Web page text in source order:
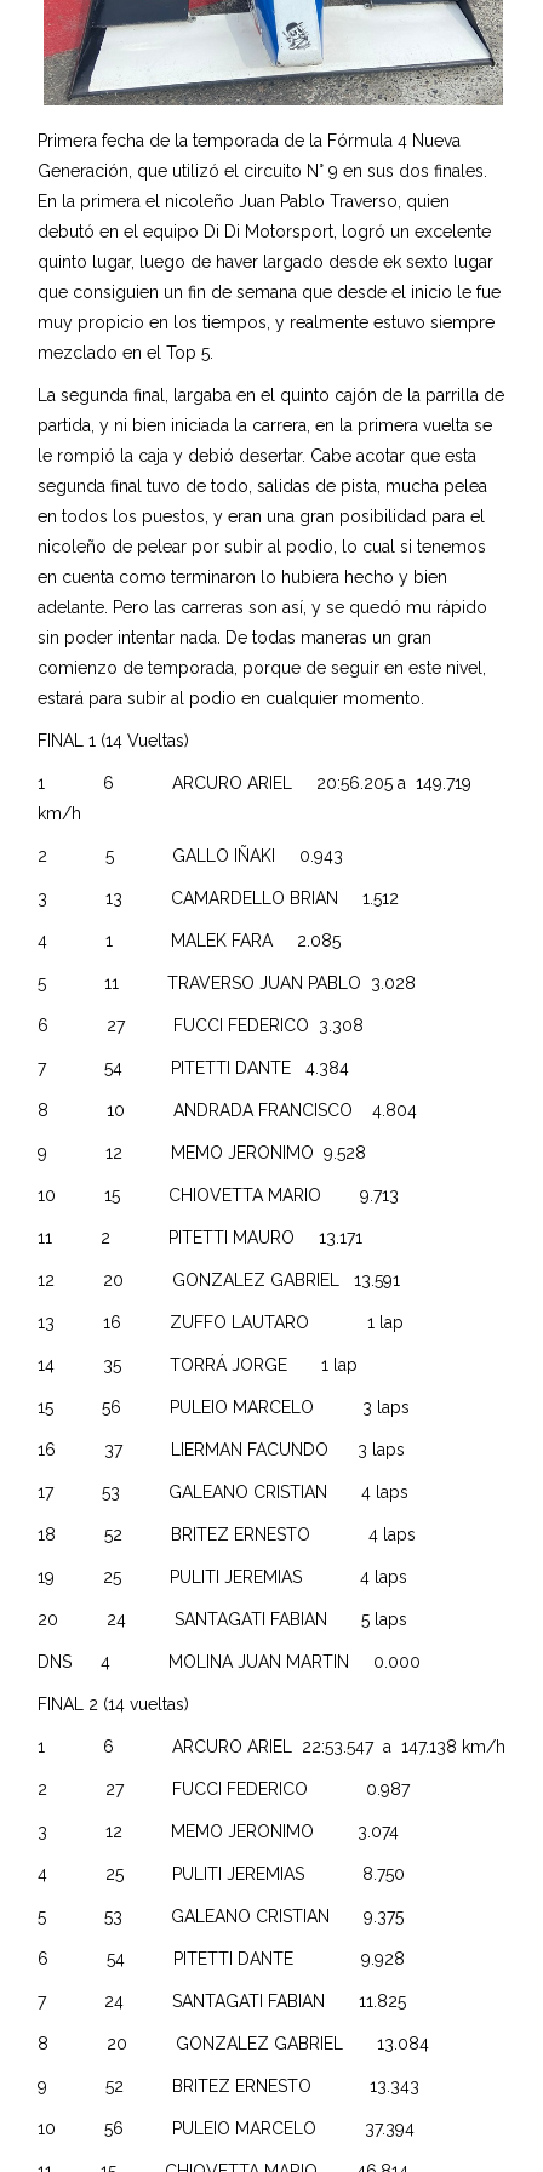
Primera fecha de la temporada de la Fórmula 4 Nueva
Generación, que utilizó el circuito N° 9 en sus dos finales.
En la primera el nicoleño Juan Pablo Traverso, quien
debutó en el equipo Di Di Motorsport, logró un excelente
quinto lugar, luego de haver largado desde ek sexto lugar
que consiguien un fin de semana que desde el inicio le fue
muy propicio en los tiempos, y realmente estuvo siempre
mezclado en el Top 5.
La segunda final, largaba en el quinto cajón de la parrilla de
partida, y ni bien iniciada la carrera, en la primera vuelta se
le rompió la caja y debió desertar. Cabe acotar que esta
segunda final tuvo de todo, salidas de pista, mucha pelea
en todos los puestos, y eran una gran posibilidad para el
nicoleño de pelear por subir al podio, lo cual si tenemos
en cuenta como terminaron lo hubiera hecho y bien
adelante. Pero las carreras son así, y se quedó mu rápido
sin poder intentar nada. De todas maneras un gran
comienzo de temporada, porque de seguir en este nivel,
estará para subir al podio en cualquier momento.
FINAL 1 (14 Vueltas)
1 6 ARCURO ARIEL 20:56.205 a 149.719
km/h
2 5 GALLO IÑAKI 0.943
3 13 CAMARDELLO BRIAN 1.512
4 1 MALEK FARA 2.085
5 11 TRAVERSO JUAN PABLO 3.028
6 27 FUCCI FEDERICO 3.308
7 54 PITETTI DANTE 4.384
8 10 ANDRADA FRANCISCO 4.804
9 12 MEMO JERONIMO 9.528
10 15 CHIOVETTA MARIO 9.713
11 2 PITETTI MAURO 13.171
12 20 GONZALEZ GABRIEL 13.591
13 16 ZUFFO LAUTARO 1 lap
14 35 TORRÁ JORGE 1 lap
15 56 PULEIO MARCELO 3 laps
16 37 LIERMAN FACUNDO 3 laps
17 53 GALEANO CRISTIAN 4 laps
18 52 BRITEZ ERNESTO 4 laps
19 25 PULITI JEREMIAS 4 laps
20 24 SANTAGATI FABIAN 5 laps
DNS 4 MOLINA JUAN MARTIN 0.000
FINAL 2 (14 vueltas)
1 6 ARCURO ARIEL 22:53.547 a 147.138 km/h
2 27 FUCCI FEDERICO 0.987
3 12 MEMO JERONIMO 3.074
4 25 PULITI JEREMIAS 8.750
5 53 GALEANO CRISTIAN 9.375
6 54 PITETTI DANTE 9.928
7 24 SANTAGATI FABIAN 11.825
8 20 GONZALEZ GABRIEL 13.084
9 52 BRITEZ ERNESTO 13.343
10 56 PULEIO MARCELO 37.394